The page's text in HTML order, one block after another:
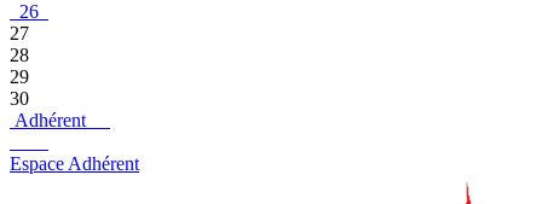
26
27
28
29
30
Adhérent
Espace Adhérent